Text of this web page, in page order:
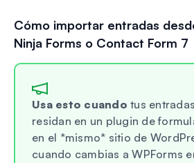
Cómo importar entradas
Ninja Forms o Contact Form 7
Usa esto cuando tus
residan en un plugin de
en el *mismo* sitio de
cuando cambias a WPForms